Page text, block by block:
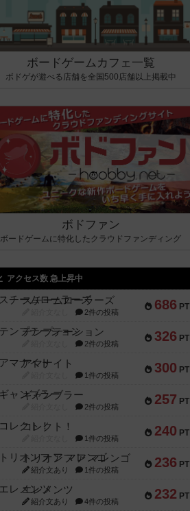
ボードゲームカフェ一覧
ボドゲが遊べる店舗を全国500店舗以上掲載中
ボドファン
ボードゲームに特化したクラウドファンディング
アクセス数 急上昇中
686 PT
スチームローラーズ
2件の投稿
326 PT
テンプテーション
2件の投稿
300 PT
アマナイト
1件の投稿
257 PT
ギャンブラー
2件の投稿
240 PT
コレクト！
1件の投稿
236 PT
トリオンフ ア マレンゴ
紹介文あり 1件の投稿
232 PT
エレメンツ
紹介文あり 4件の投稿